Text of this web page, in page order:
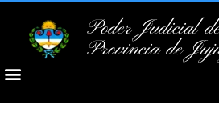
Poder Judicial
Provincia de